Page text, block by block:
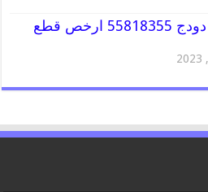
قطع غيار دودج 55818355 ارخص قطع